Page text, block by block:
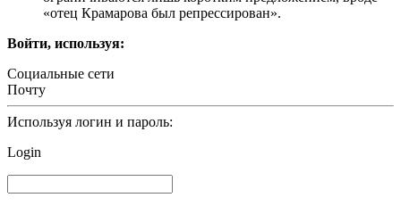
«отец Крамарова был репрессирован».
Войти, используя:
Социальные сети
Почту
Используя логин и пароль:
Login